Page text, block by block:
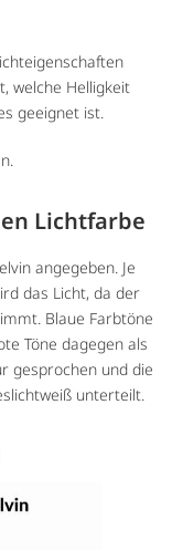
welche Helligkeit
geeignet ist.
Lichtfarbe
angegeben. Je
das Licht, da der
Blaue Farbtöne
Töne dagegen als
gesprochen und die
unterteilt.